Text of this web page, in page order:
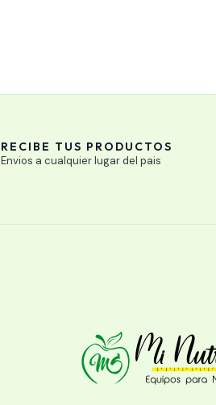
RECIBE TUS PRODUCTOS
Envios a cualquier lugar del pais